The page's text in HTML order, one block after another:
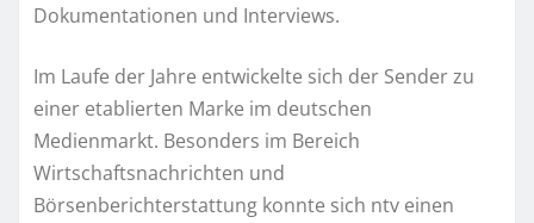
Dokumentationen und Interviews.
Im Laufe der Jahre entwickelte sich der Sender zu
einer etablierten Marke im deutschen
Medienmarkt. Besonders im Bereich
Wirtschaftsnachrichten und
Börsenberichterstattung konnte sich ntv einen